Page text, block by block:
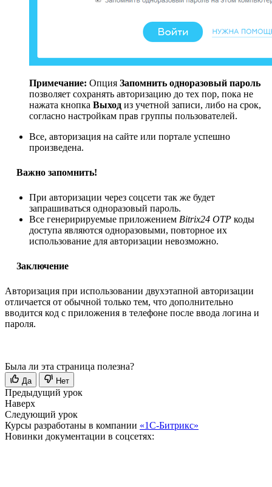
Примечание: Опция Запомнить одноразовый пароль
позволяет сохранять авторизацию до тех пор, пока не
нажата кнопка Выход из учетной записи, либо на срок,
согласно настройкам прав группы пользователей.
Все, авторизация на сайте или портале успешно
произведена.
Важно запомнить!
При авторизации через соцсети так же будет
запрашиваться одноразовый пароль.
Все генеририруемые приложением Bitrix24 OTP коды
доступа являются одноразовыми, повторное их
использование для авторизации невозможно.
Заключение
Авторизация при использовании двухэтапной авторизации
отличается от обычной только тем, что дополнительно
вводится код с приложения в телефоне после ввода логина и
пароля.
Была ли эта страница полезна?
Да Нет
Предыдущий урок
Наверх
Следующий урок
Курсы разработаны в компании «1С-Битрикс»
Новинки документации в соцсетях: